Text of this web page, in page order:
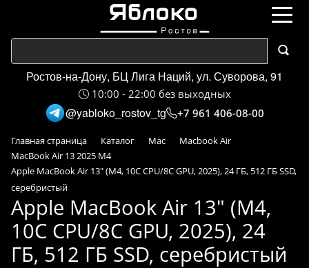
Ростов-на-Дону, БЦ Лига Наций, ул. Суворова, 91
10:00 - 22:00 без выходных
@yabloko_rostov_tg +7 961 406-08-00
Главная страница Каталог Mac
Macbook Air
MacBook Air 13 2025 M4
Apple MacBook Air 13" (M4, 10C CPU/8C GPU, 2025), 24 ГБ, 512 ГБ SSD,
серебристый
Apple MacBook Air 13" (M4,
10C CPU/8C GPU, 2025), 24
ГБ, 512 ГБ SSD, серебристый